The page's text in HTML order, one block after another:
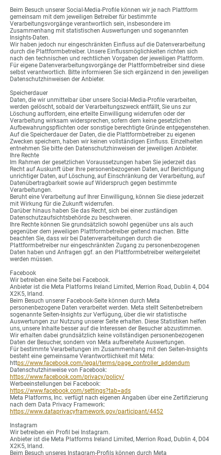
Beim Besuch unserer Social-Media-Profile können wir je nach Plattform
gemeinsam mit dem jeweiligen Betreiber für bestimmte
Verarbeitungsvorgänge verantwortlich sein, insbesondere im
Zusammenhang mit statistischen Auswertungen und sogenannten
Insights-Daten.
Wir haben jedoch nur eingeschränkten Einfluss auf die Datenverarbeitung
durch die Plattformbetreiber. Unsere Einflussmöglichkeiten richten sich
nach den technischen und rechtlichen Vorgaben der jeweiligen Plattform.
Für eigene Datenverarbeitungsvorgänge der Plattformbetreiber sind diese
selbst verantwortlich. Bitte informieren Sie sich ergänzend in den jeweiligen
Datenschutzhinweisen der Anbieter.
Speicherdauer
Daten, die wir unmittelbar über unsere Social-Media-Profile verarbeiten,
werden gelöscht, sobald der Verarbeitungszweck entfällt, Sie uns zur
Löschung auffordern, eine erteilte Einwilligung widerrufen oder der
Verarbeitung wirksam widersprechen, sofern dem keine gesetzlichen
Aufbewahrungspflichten oder sonstige berechtigte Gründe entgegenstehen.
Auf die Speicherdauer der Daten, die die Plattformbetreiber zu eigenen
Zwecken speichern, haben wir keinen vollständigen Einfluss. Einzelheiten
entnehmen Sie bitte den Datenschutzhinweisen der jeweiligen Anbieter.
Ihre Rechte
Im Rahmen der gesetzlichen Voraussetzungen haben Sie jederzeit das
Recht auf Auskunft über Ihre personenbezogenen Daten, auf Berichtigung
unrichtiger Daten, auf Löschung, auf Einschränkung der Verarbeitung, auf
Datenübertragbarkeit sowie auf Widerspruch gegen bestimmte
Verarbeitungen.
Beruht eine Verarbeitung auf Ihrer Einwilligung, können Sie diese jederzeit
mit Wirkung für die Zukunft widerrufen.
Darüber hinaus haben Sie das Recht, sich bei einer zuständigen
Datenschutzaufsichtsbehörde zu beschweren.
Ihre Rechte können Sie grundsätzlich sowohl gegenüber uns als auch
gegenüber dem jeweiligen Plattformbetreiber geltend machen. Bitte
beachten Sie, dass wir bei Datenverarbeitungen durch die
Plattformbetreiber nur eingeschränkten Zugang zu personenbezogenen
Daten haben und Anfragen ggf. an den Plattformbetreiber weitergeleitet
werden müssen.
Facebook
Wir betreiben eine Seite bei Facebook.
Anbieter ist die Meta Platforms Ireland Limited, Merrion Road, Dublin 4, D04
X2K5, Irland.
Beim Besuch unserer Facebook-Seite können durch Meta
personenbezogene Daten verarbeitet werden. Meta stellt Seitenbetreibern
sogenannte Seiten-Insights zur Verfügung, über die wir statistische
Auswertungen zur Nutzung unserer Seite erhalten. Diese Statistiken helfen
uns, unsere Inhalte besser auf die Interessen der Besucher abzustimmen.
Wir erhalten dabei grundsätzlich keine vollständigen personenbezogenen
Daten der Besucher, sondern von Meta aufbereitete Auswertungen.
Für bestimmte Verarbeitungen im Zusammenhang mit den Seiten-Insights
besteht eine gemeinsame Verantwortlichkeit mit Meta:
https://www.facebook.com/legal/terms/page_controller_addendum
Datenschutzhinweise von Facebook:
https://www.facebook.com/privacy/policy/
Werbeeinstellungen bei Facebook:
https://www.facebook.com/settings?tab=ads
Meta Platforms, Inc. verfügt nach eigenen Angaben über eine Zertifizierung
nach dem Data Privacy Framework:
https://www.dataprivacyframework.gov/participant/4452
Instagram
Wir betreiben ein Profil bei Instagram.
Anbieter ist die Meta Platforms Ireland Limited, Merrion Road, Dublin 4, D04
X2K5, Irland.
Beim Besuch unseres Instagram-Profils können durch Meta